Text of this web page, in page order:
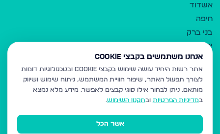
אשדוד
חיפה
בני ברק
ירושלים
אלעד
גבעת זאב
בית שמש
רכסים
מודיעין עילית
אנחנו משתמשים בקבצי Cookie
אתר רשות היחיד עושה שימוש בקבצי Cookie ובטכנולוגיות דומות
לצורך תפעול האתר, שיפור חוויית המשתמש, ניתוח שימוש ושיווק
מותאם. ניתן לבחור אילו סוגי קבצים לאפשר. מידע מלא נמצא
במדיניות הפרטיות ובתקנון השימוש.
אשר הכל